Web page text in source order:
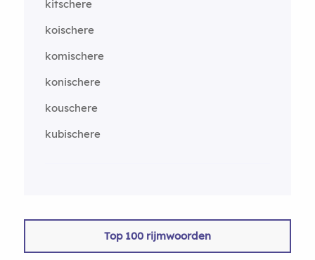
kitschere
koischere
komischere
konischere
kouschere
kubischere
Top 100 rijmwoorden